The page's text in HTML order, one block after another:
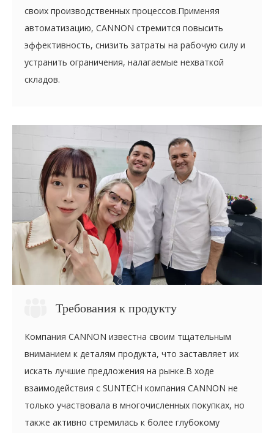
своих производственных процессов.Применяя
автоматизацию, CANNON стремится повысить
эффективность, снизить затраты на рабочую силу и
устранить ограничения, налагаемые нехваткой
складов.
Требования к продукту
Компания CANNON известна своим тщательным
вниманием к деталям продукта, что заставляет их
искать лучшие предложения на рынке.В ходе
взаимодействия с SUNTECH компания CANNON не
только участвовала в многочисленных покупках, но
также активно стремилась к более глубокому